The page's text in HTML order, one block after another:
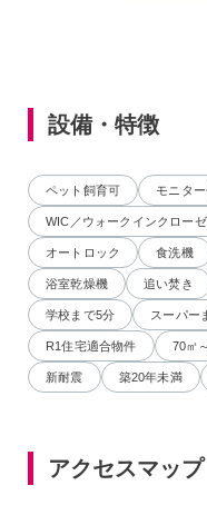
設備・特徴
ペット飼育可 モニタ
WIC／ウォークインクロー
オートロック 食洗機
浴室乾燥機 追い焚き
学校まで5分 スーパー
R1住宅適合物件 70㎡
新耐震 築20年未満
アクセスマップ